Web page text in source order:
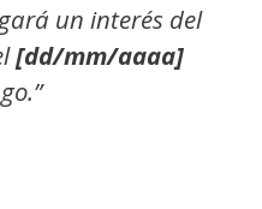
un interés del
[dd/mm/aaaa]